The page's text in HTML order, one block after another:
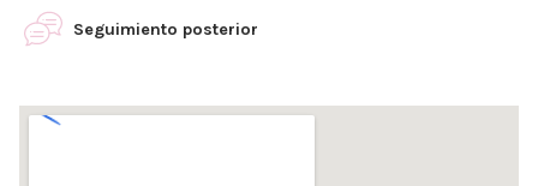
Seguimiento posterior